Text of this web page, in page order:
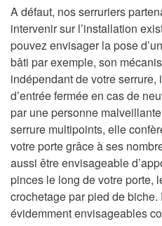
A défaut, nos serruriers
intervenir sur l’installation
pouvez envisager la pose
bâti par exemple, son
indépendant de votre
d’entrée fermée en cas de
par une personne
serrure multipoints, elle
votre porte grâce à ses
aussi être envisageable
pinces le long de votre porte,
crochetage par pied de biche.
évidemment envisageables